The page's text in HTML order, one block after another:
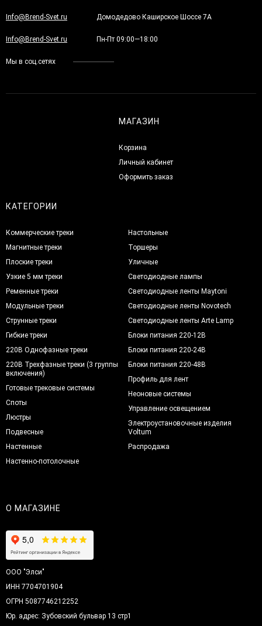
Info@Brend-Svet.ru Домодедово Каширское Шоссе 7А
Info@Brend-Svet.ru Пн-Пт 09:00—18:00
Мы в соц.сетях
МАГАЗИН
Корзина
Личный кабинет
Оформить заказ
КАТЕГОРИИ
Коммерческие треки
Магнитные треки
Плоские треки
Узкие 5 мм треки
Ременные треки
Модульные треки
Струнные треки
Гибкие треки
220В Однофазные треки
220В Трехфазные треки (3 группы
включения)
Готовые трековые системы
Споты
Люстры
Подвесные
Настенные
Настенно-потолочные
Настольные
Торшеры
Уличные
Светодиодные лампы
Светодиодные ленты Maytoni
Светодиодные ленты Novotech
Светодиодные ленты Arte Lamp
Блоки питания 220-12В
Блоки питания 220-24В
Блоки питания 220-48В
Профиль для лент
Неоновые системы
Управление освещением
Электроустановочные изделия
Voltum
Распродажа
О МАГАЗИНЕ
ООО "Элси"
ИНН 7704701904
ОГРН 5087746212252
Юр. адрес: Зубовский бульвар 13 стр1